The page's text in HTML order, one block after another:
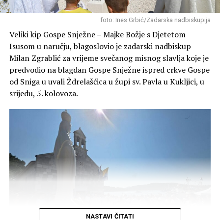
NE PROPUSTITE
“ONKOLOGIJA NA KALELARGI” / Dr. Telesmanić Dobrić:
“Uspješno liječenje nemoguće je bez sinergije različitih
profesija”
Članovi Lovačkog društva “Diana” redovito obilaze i
grade pojilišta za divljač u svojim lovištima (poput
Blatskog gaja, Novigrada, Škabrnje o ostalih lokacija)
kako bi životinjama osigurali svježu vodu tijekom ljetnih
suša i kako bi se zaštitilo njihovo stanište.
foto: Ines Grbić/Zadarska nadbiskupija
Veliki kip Gospe Snježne – Majke Božje s Djetetom
Isusom u naručju, blagoslovio je zadarski nadbiskup
Milan Zgrablić za vrijeme svečanog misnog slavlja koje je
predvodio na blagdan Gospe Snježne ispred crkve Gospe
od Sniga u uvali Ždrelašćica u župi sv. Pavla u Kukljici, u
srijedu, 5. kolovoza.
NASTAVI ČITATI